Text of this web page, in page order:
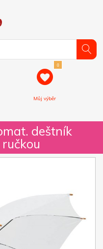
0
Můj výběr
deštník